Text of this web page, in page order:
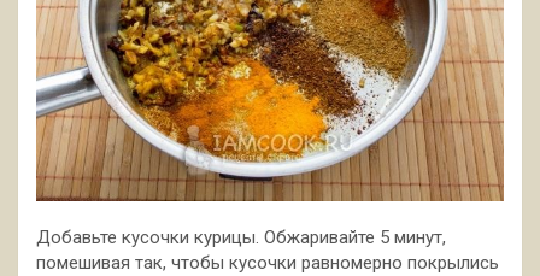
Добавьте кусочки курицы. Обжаривайте 5 минут,
помешивая так, чтобы кусочки равномерно покрылись